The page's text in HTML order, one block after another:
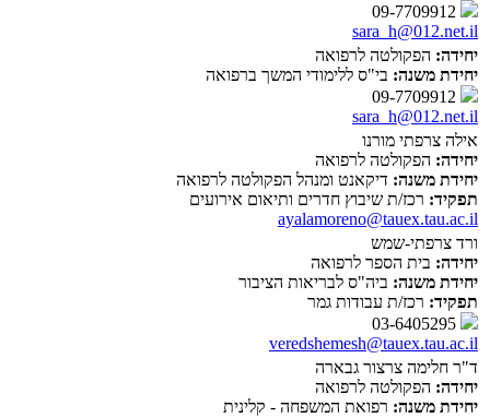
sara_h@012.net.il
יחידה: הפקולטה לרפואה
יחידת משנה: בי"ס ללימודי המשך ברפואה
sara_h@012.net.il
אילה צרפתי מורנו
יחידה: הפקולטה לרפואה
יחידת משנה: דיקאנט ומנהל הפקולטה לרפואה
תפקיד: רכז/ת שיבוץ חדרים ותיאום אירועים
ayalamoreno@tauex.tau.ac.il
ורד צרפתי-שמש
יחידה: בית הספר לרפואה
יחידת משנה: ביה"ס לבריאות הציבור
תפקיד: רכז/ת עבודות גמר
veredshemesh@tauex.tau.ac.il
ד"ר חלימה צרצור גבארה
יחידה: הפקולטה לרפואה
יחידת משנה: רפואת המשפחה - קלינית